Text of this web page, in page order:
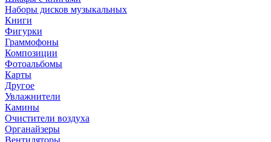
Наборы дисков музыкальных
Книги
Фигурки
Граммофоны
Композиции
Фотоальбомы
Карты
Другое
Увлажнители
Камины
Очистители воздуха
Органайзеры
Вентиляторы